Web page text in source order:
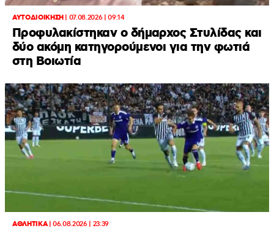
ΑΥΤΟΔΙΟΙΚΗΣΗ| 07.08.2026 | 09:14
Προφυλακίστηκαν ο δήμαρχος Στυλίδας και
δύο ακόμη κατηγορούμενοι για την φωτιά
στη Βοιωτία
ΑΘΛΗΤΙΚΑ|06.08.2026 | 23:39